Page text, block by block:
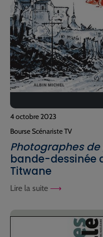
4 octobre 2023
Bourse Scénariste TV
Photographes
bande-dessinée
Titwane
Lire la suite